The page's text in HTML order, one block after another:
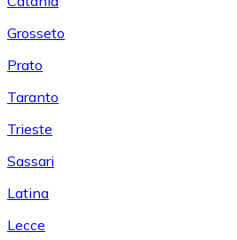
Grosseto
Prato
Taranto
Trieste
Sassari
Latina
Lecce